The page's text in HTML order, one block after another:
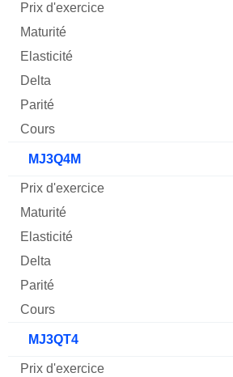
Mnemo Type
MJ3Q4M
MJ3QT4